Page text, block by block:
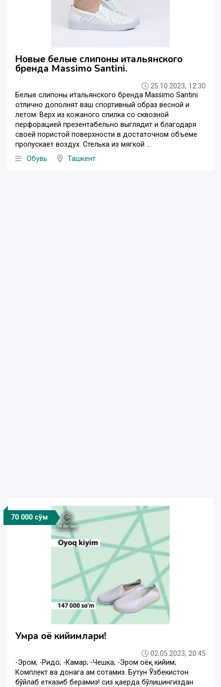
Новые белые слипоны итальянского
бренда Massimo Santini.
25.10.2023, 12:30
Белые слипоны итальянского бренда Massimo Santini
отлично дополнят ваш спортивный образ весной и
летом. Верх из кожаного спилка со сквозной
перфорацией презентабельно выглядит и благодаря
своей пористой поверхности в достаточном объеме
пропускает воздух. Стелька из мягкой ...
Обувь
Ташкент
70 000 сўм
Умра оёқ кийимлари!
02.05.2023, 20:45
-Эҳром; -Ридо; -Камар; -Чешка; -Эҳром оёқ кийим;
Комплект ва донага ҳам сотамиз. Бутун Ўзбекистон
бўйлаб етказиб берамиз! сиз қаерда бўлишингиздан